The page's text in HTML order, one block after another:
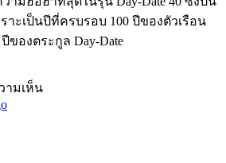
าะเป็นปีที่ครบรอบ 100 ปีของตัวเรือน
ของตระกูล Day-Date
ามเห็น